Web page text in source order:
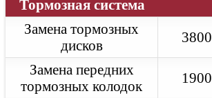
Тормозная система
Замена тормозных
дисков
3800
Замена передних
тормозных колодок
1900
Freelander
Техническое обслуживание
Замена масла в двигателе
Замена масла в АКПП
Замена тормозных колодок
Замена ремня ГРМ
Диагностика
Ремонт двигателя